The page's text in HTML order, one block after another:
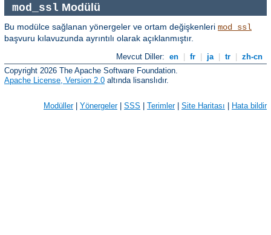
mod_ssl Modülü
Bu modülce sağlanan yönergeler ve ortam değişkenleri mod_ssl
başvuru kılavuzunda ayrıntılı olarak açıklanmıştır.
Mevcut Diller: en fr ja tr
zh-cn
Copyright 2026 The Apache Software Foundation.
Apache License, Version 2.0 altında lisanslıdır.
Modüller| Yönergeler| SSS | Terimler| Site Haritası | Hata bildir